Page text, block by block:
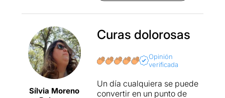
política y la sociedad. De
sociales Majok escribe esta
pieza no tanto sobre la
discapacidad sino sobre la
forma de vivirla con los
una forma respetuosa,
valiente, honesta y original.
Sílvia Moreno
Curas dolorosas
Opinión
verificada
Un día cualquiera se puede
convertir en un punto de